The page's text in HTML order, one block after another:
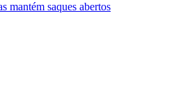
mantém saques abertos